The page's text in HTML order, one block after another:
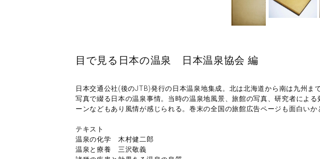
目で見る日本の温泉 日本温泉協会 編
日本交通公社(後のJTB)発行の日本温泉地集成。北は北海道から南は九州ま
写真で綴る日本の温泉事情。当時の温泉地風景、旅館の写真、研究者による
ーンなどもあり風情が感じられる。巻末の全国の旅館広告ページも面白いか
テキスト
温泉の化学 木村健二郎
温泉と療養 三沢敬義